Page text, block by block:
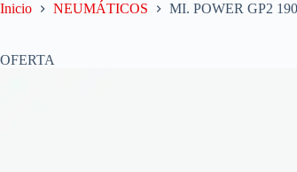
Inicio NEUMÁTICOS MI. POWER GP2
OFERTA